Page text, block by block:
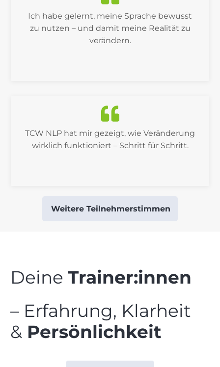
Ich habe gelernt, meine Sprache bewusst
zu nutzen – und damit meine Realität zu
verändern.
TCW NLP hat mir gezeigt, wie Veränderung
wirklich funktioniert – Schritt für Schritt.
Weitere Teilnehmerstimmen
Deine Trainer:innen
– Erfahrung, Klarheit
& Persönlichkeit